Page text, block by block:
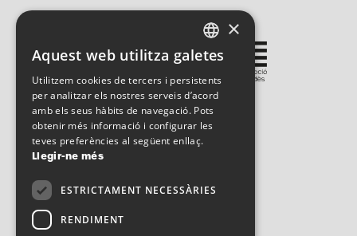
CATALAN
SPANISH
ENGLISH
×
Aquest web utilitza galetes
Utilitzem cookies de tercers i persistents
per analitzar els nostres serveis d’acord
amb els seus hàbits de navegació. Pots
obtenir més informació i configurar les
teves preferències al següent enllaç.
Llegir-ne més
ESTRICTAMENT NECESSÀRIES
RENDIMENT